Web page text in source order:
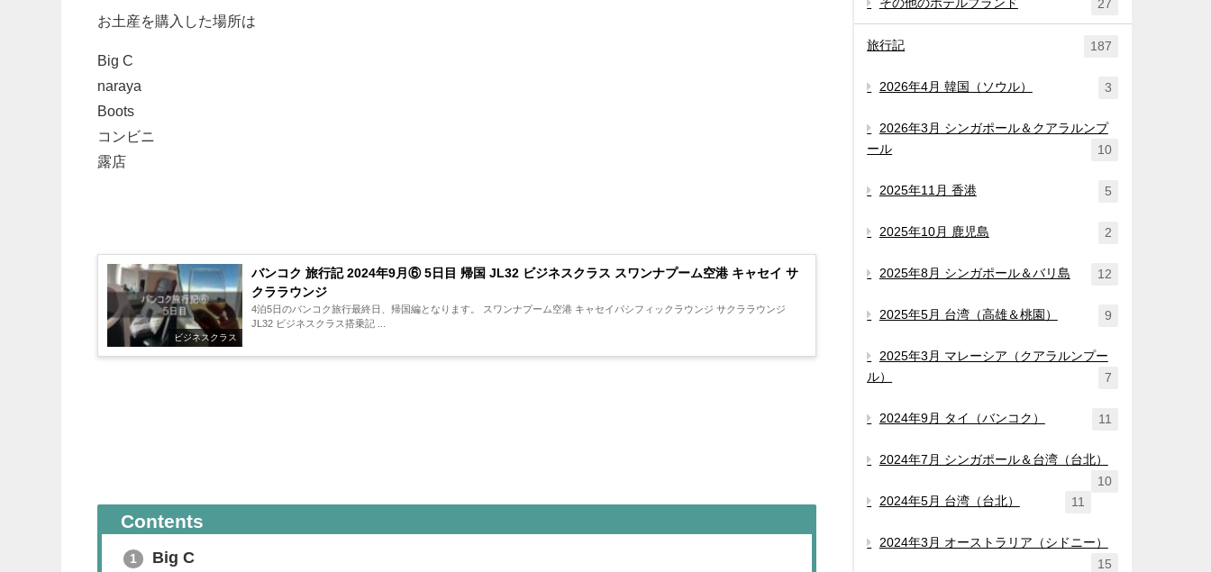
お土産を購入した場所は
Big C
naraya
Boots
コンビニ
露店
ビジネスクラス
バンコク 旅行記 2024年9月⑥ 5日目 帰国 JL32 ビジネスクラス スワンナプーム空港 キャセイ サ
クララウンジ
4泊5日のバンコク旅行最終日、帰国編となります。 スワンナプーム空港 キャセイパシフィックラウンジ サクララウンジ
Contents
1 Big C
27
旅行記 187
2026年4月 韓国（ソウル） 3
2026年3月 シンガポール＆クアラルンプ
ール
10
2025年11月 香港 5
2025年10月 鹿児島 2
2025年8月 シンガポール＆バリ島 12
2025年5月 台湾（高雄＆桃園） 9
2025年3月 マレーシア（クアラルンプー
ル）
7
2024年9月 タイ（バンコク） 11
2024年7月 シンガポール＆台湾（台北）
10
2024年5月 台湾（台北）
11
2024年3月 オーストラリア（シドニー）
15